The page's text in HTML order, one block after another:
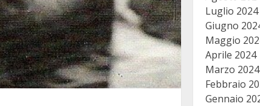
Luglio 2024
Giugno
Maggio
Aprile 2024
Marzo 2024
Febbraio
Gennaio